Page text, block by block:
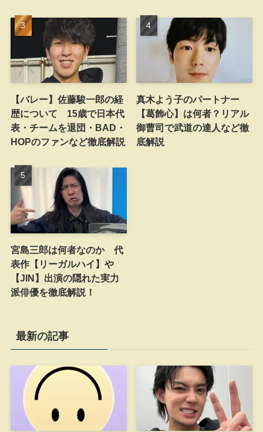
【バレー】佐藤駿一郎の経
歴について 15歳で日本代
表・チームを退団・BAD・
HOPのファンなど徹底解説
真木よう子のパートナー
【葛飾心】は何者？リアル
御曹司で武道の達人など徹
底解説
宮島三郎は何者なのか 代
表作【リーガルハイ】や
【JIN】出演の隠れた実力
派俳優を徹底解説！
最新の記事